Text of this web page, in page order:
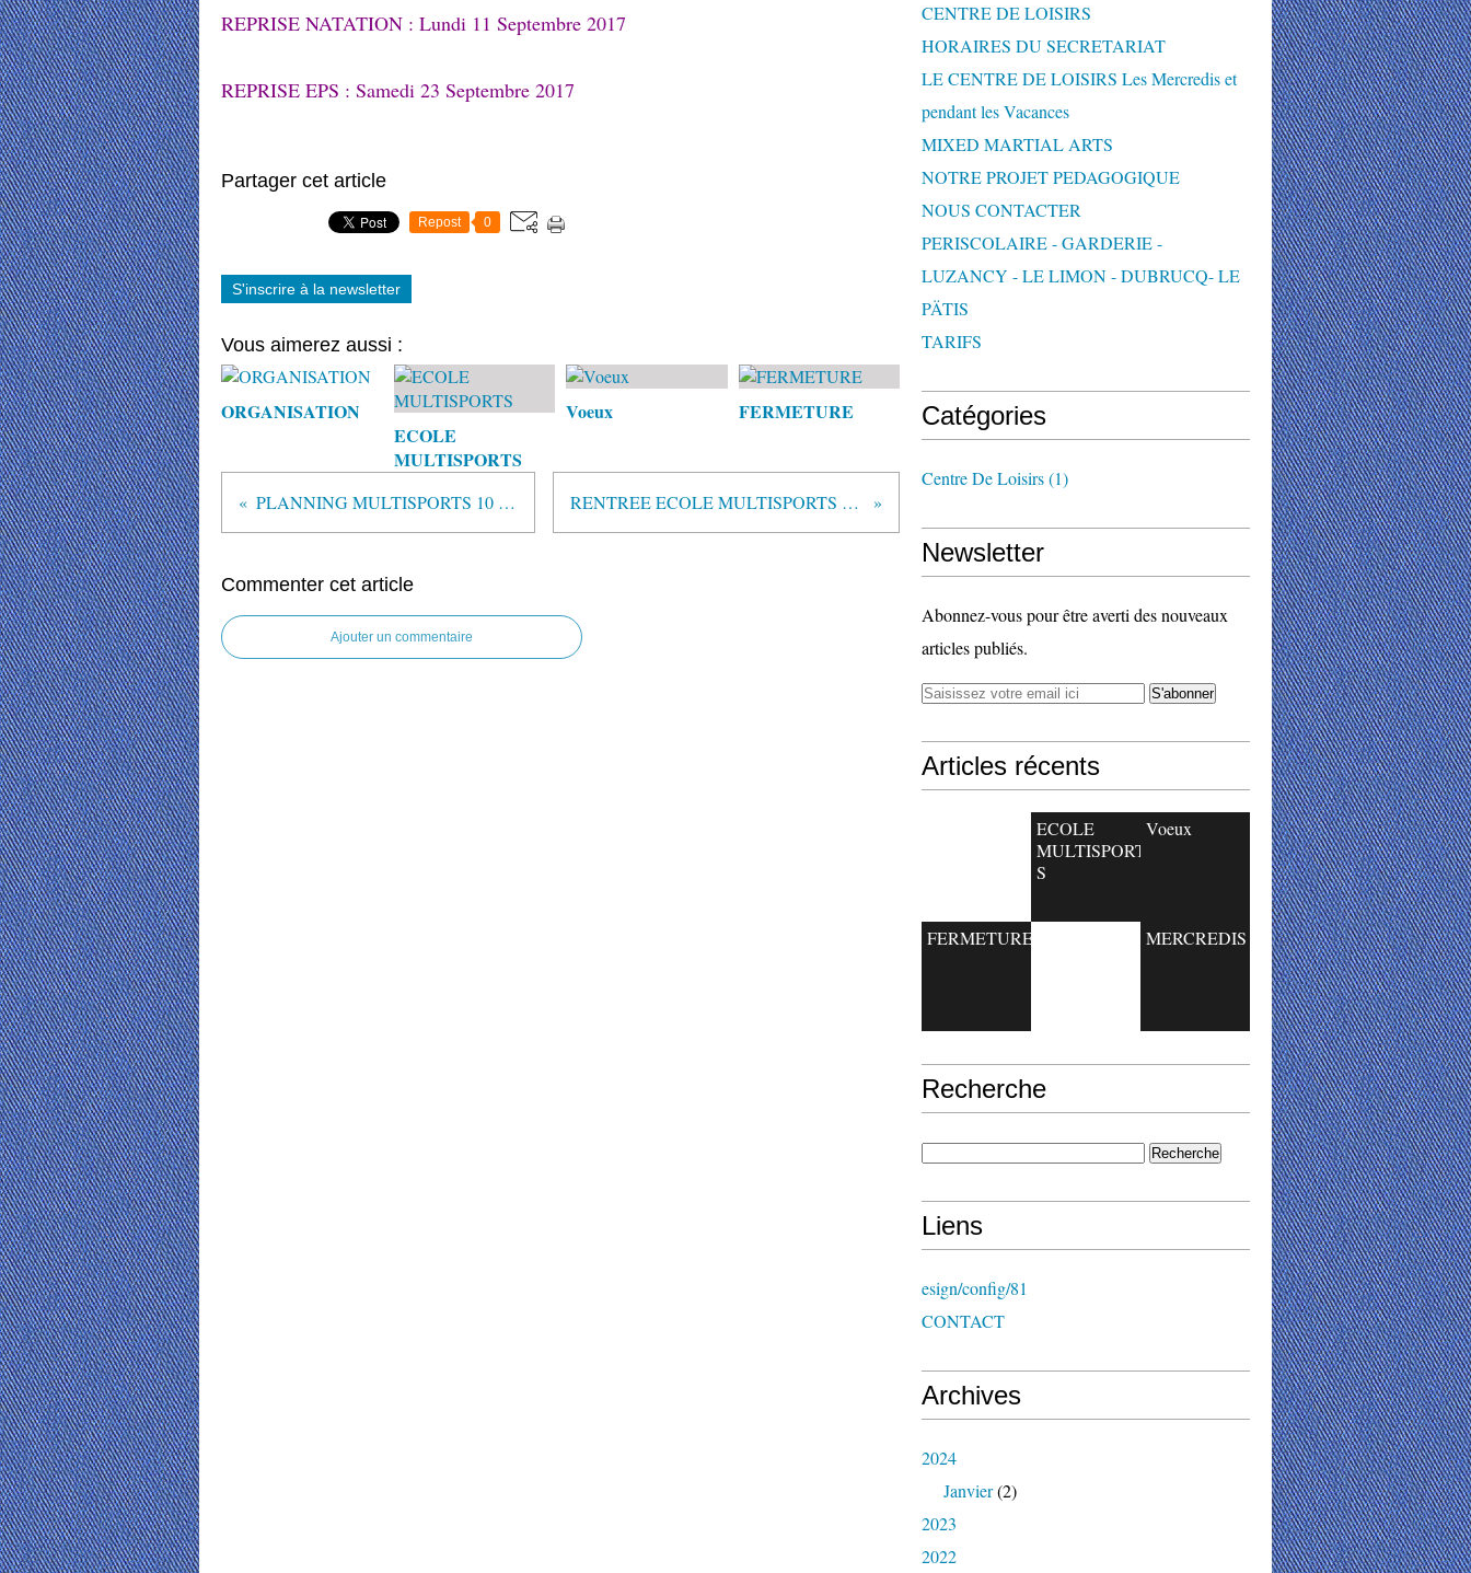
REPRISE NATATION : Lundi 11 Septembre 2017
REPRISE EPS : Samedi 23 Septembre 2017
Partager cet article
Repost 0
S'inscrire à la newsletter
Vous aimerez aussi :
ORGANISATION
ECOLE
MULTISPORTS
Voeux FERMETURE
PLANNING MULTISPORTS 10 - 15 ANS RENTREE ECOLE MULTISPORTS 2017-2018
Commenter cet article
Ajouter un commentaire
CENTRE DE LOISIRS
HORAIRES DU SECRETARIAT
LE CENTRE DE LOISIRS Les Mercredis et
pendant les Vacances
MIXED MARTIAL ARTS
NOTRE PROJET PEDAGOGIQUE
NOUS CONTACTER
PERISCOLAIRE - GARDERIE -
LUZANCY - LE LIMON - DUBRUCQ- LE
PÄTIS
TARIFS
Catégories
Centre De Loisirs(1)
Newsletter
Abonnez-vous pour être averti des nouveaux
articles publiés.
Articles récents
ECOLE
MULTISPORT
S
Voeux
FERMETURE MERCREDIS
Recherche
Liens
esign/config/81
CONTACT
Archives
2024
Janvier(2)
2023
2022